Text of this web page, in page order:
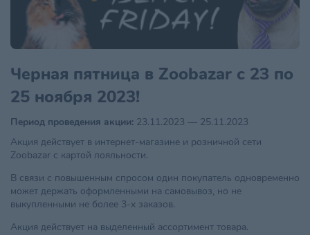
Черная пятница в Zoobazar c 23 по
25 ноября 2023!
Период проведения акции: 23.11.2023 — 25.11.2023
Акция действует в интернет-магазине и розничной сети
Zoobazar с картой лояльности.
В связи с повышенным спросом один покупатель одновременно
может держать оформленными на самовывоз, но не
выкупленными не более 3-х заказов.
Акция действует на выделенный ассортимент товара.